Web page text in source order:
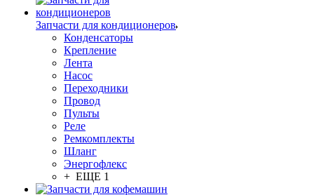
Запчасти для кондиционеров
Конденсаторы
Крепление
Лента
Насос
Переходники
Провод
Пульты
Реле
Ремкомплекты
Шланг
Энергофлекс
+ ЕЩЕ 1